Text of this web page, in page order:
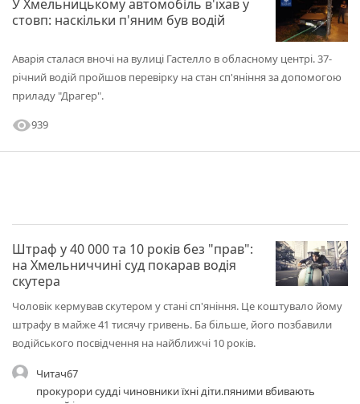
У Хмельницькому автомобіль в'їхав у
стовп: наскільки п'яним був водій
Аварія сталася вночі на вулиці Гастелло в обласному центрі. 37-
річний водій пройшов перевірку на стан сп'яніння за допомогою
приладу "Драгер".
visibility939
Штраф у 40 000 та 10 років без "прав":
на Хмельниччині суд покарав водія
скутера
Чоловік кермував скутером у стані сп'яніння. Це коштувало йому
штрафу в майже 41 тисячу гривень. Ба більше, його позбавили
водійського посвідчення на найближчі 10 років.
Читач67
прокурори судді чиновники їхні діти.пяними вбивають